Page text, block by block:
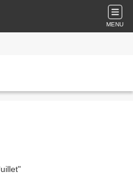
MENU